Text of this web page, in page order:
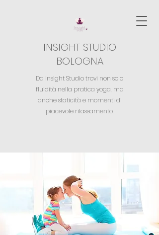
INSIGHT STUDIO
BOLOGNA
Da Insight Studio trovi non solo
fluidità nella pratica yoga, ma
anche staticità e momenti di
piacevole rilassamento.